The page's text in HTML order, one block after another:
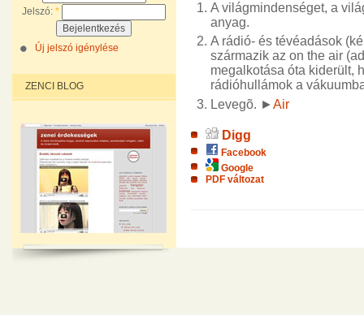
Jelszó: *
Új jelszó igénylése
ZENCI BLOG
A világmindenséget, a
anyag.
A rádió- és tévéadások
származik az on the air
megalkotása óta kiderült,
rádióhullámok a
Levegõ. ► Air
Digg
Facebook
Google
PDF változat